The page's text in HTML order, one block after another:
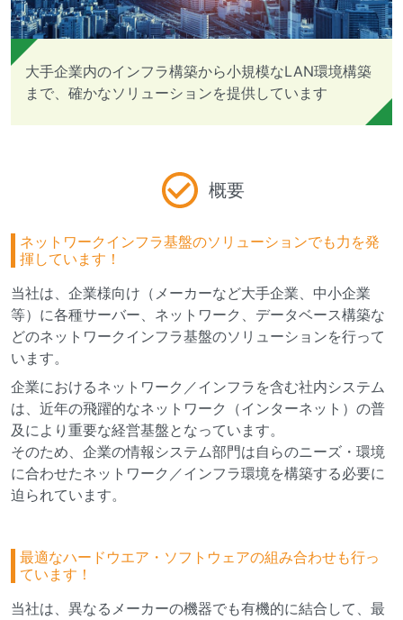
大手企業内のインフラ構築から小規模なLAN環境構築
まで、確かなソリューションを提供しています
概要
ネットワークインフラ基盤のソリューションでも力を発
揮しています！
当社は、企業様向け（メーカーなど大手企業、中小企業
等）に各種サーバー、ネットワーク、データベース構築な
どのネットワークインフラ基盤のソリューションを行って
います。
企業におけるネットワーク／インフラを含む社内システム
は、近年の飛躍的なネットワーク（インターネット）の普
及により重要な経営基盤となっています。
そのため、企業の情報システム部門は自らのニーズ・環境
に合わせたネットワーク／インフラ環境を構築する必要に
迫られています。
最適なハードウエア・ソフトウェアの組み合わせも行っ
ています！
当社は、異なるメーカーの機器でも有機的に結合して、最